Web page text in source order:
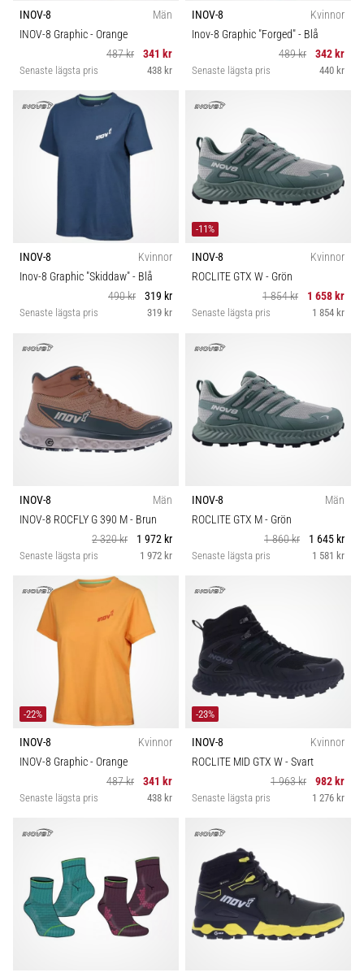
INOV-8
Män
INOV-8 Graphic- Orange
487 kr
341 kr
Senaste lägsta pris 438 kr
INOV-8
Kvinnor
Inov-8 Graphic "Forged"- Blå
489 kr
342 kr
Senaste lägsta pris 440 kr
INOV-8
Kvinnor
Inov-8 Graphic "Skiddaw"- Blå
490 kr
319 kr
Senaste lägsta pris 319 kr
-11%
INOV-8
Kvinnor
ROCLITE GTX W- Grön
1 854 kr
1 658 kr
Senaste lägsta pris 1 854 kr
INOV-8
Män
INOV-8 ROCFLY G 390 M- Brun
2 320 kr
1 972 kr
Senaste lägsta pris 1 972 kr
INOV-8
Män
ROCLITE GTX M- Grön
1 860 kr
1 645 kr
Senaste lägsta pris 1 581 kr
-22%
INOV-8
Kvinnor
INOV-8 Graphic- Orange
487 kr
341 kr
Senaste lägsta pris 438 kr
-23%
INOV-8
Kvinnor
ROCLITE MID GTX W- Svart
1 963 kr
982 kr
Senaste lägsta pris 1 276 kr